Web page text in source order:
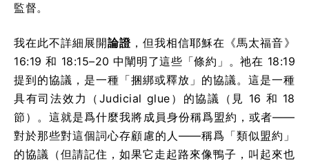
監督。
我在此不詳細展開論證 ，但我相信耶穌在《馬太福音》
16:19 和 18:15–20 中闡明了這些「條約」。祂在 18:19
提到的協議，是一種「捆綁或釋放」的協議。這是一種
具有司法效力（Judicial glue）的協議（見 16 和 18
節）。這就是爲什麼我將成員身份稱爲盟約，或者——
對於那些對這個詞心存顧慮的人——稱爲「類似盟約」
的協議（但請記住，如果它走起路來像鴨子，叫起來也